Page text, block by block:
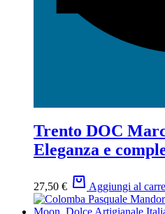
Trento DOC
Eleganza e
27,50 € Aggiungi al